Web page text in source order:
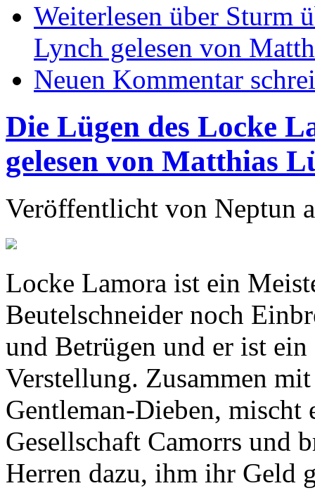
Weiterlesen über Sturm
Lynch gelesen von
Neuen Kommentar
Die Lügen des Locke
gelesen von Matthias
Veröffentlicht von Neptun
Locke Lamora ist ein
Beutelschneider noch
und Betrügen und er ist
Verstellung. Zusammen
Gentleman-Dieben, mischt
Gesellschaft Camorrs und
Herren dazu, ihm ihr Geld